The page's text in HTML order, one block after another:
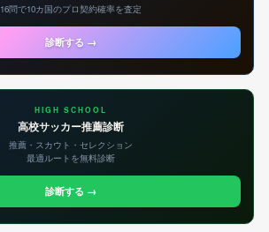
16問で10カ国のプロ契約確率を査定
診断する →
HIGH SCHOOL
高校サッカー推薦診断
推薦・スカウト・セレクション
最適ルートを無料診断
診断する →